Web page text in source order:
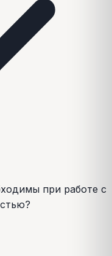
при работе с